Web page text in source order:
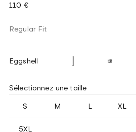
110 €
Regular Fit
Eggshell
Sélectionnez une taille
S M L XL
5XL